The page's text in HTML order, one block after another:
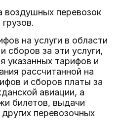
воздушных перевозок
на услуги в области
сборов за эти услуги,
указанных тарифов и
рассчитанной на
и сборов платы за
авиации, а
билетов, выдачи
перевозочных